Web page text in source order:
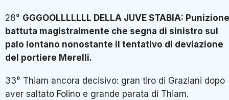
28° GGGOOLLLLLLL DELLA JUVE STABIA: Punizione
battuta magistralmente che segna di sinistro sul
palo lontano nonostante il tentativo di deviazione
del portiere Merelli.
33° Thiam ancora decisivo: gran tiro di Graziani dopo
aver saltato Folino e grande parata di Thiam.